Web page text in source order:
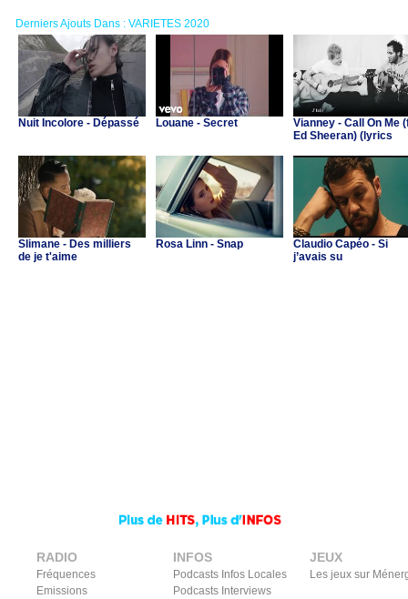
Derniers Ajouts Dans : VARIETES 2020
Nuit Incolore - Dépassé Louane - Secret
Vianney - Call On Me
Ed Sheeran) (lyrics
Slimane - Des milliers
de je t'aime
Rosa Linn - Snap
Claudio Capéo - Si
j’avais su
RADIO
Fréquences
Emissions
INFOS
Podcasts Infos Locales
Podcasts Interviews
JEUX
Les jeux sur